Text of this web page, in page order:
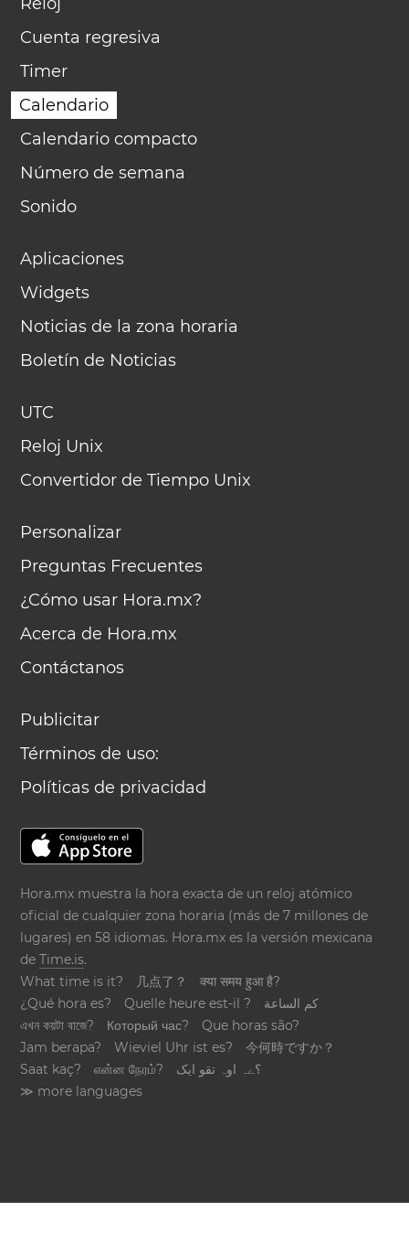
Cuenta regresiva
Timer
Calendario
Calendario compacto
Número de semana
Sonido
Aplicaciones
Widgets
Noticias de la zona horaria
Boletín de Noticias
UTC
Reloj Unix
Convertidor de Tiempo Unix
Personalizar
Preguntas Frecuentes
¿Cómo usar Hora.mx?
Acerca de Hora.mx
Contáctanos
Publicitar
Términos de uso:
Políticas de privacidad
Hora.mx muestra la hora exacta de un reloj atómico
oficial de cualquier zona horaria (más de 7 millones de
lugares) en 58 idiomas. Hora.mx es la versión mexicana
deTime.is.
What time is it?
几点了？
क्या समय हुआ है?
¿Qué hora es?
Quelle heure est-il ?
كم الساعة
এখন কয়টা বাজে?
Который час?
Que horas são?
Jam berapa?
Wieviel Uhr ist es?
今何時ですか？
Saat kaç?
என்ன நேரம்?
؟ےہ اوہ تقو ایک
≫ more languages